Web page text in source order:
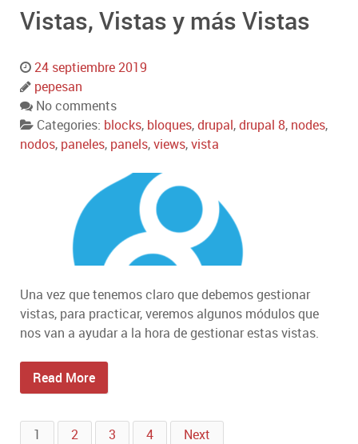
Vistas, Vistas y más Vistas
24 septiembre 2019
pepesan
No comments
Categories: blocks, bloques,drupal,drupal 8, nodes,
nodos, paneles, panels,views,vista
Una vez que tenemos claro que debemos gestionar
vistas, para practicar, veremos algunos módulos que
nos van a ayudar a la hora de gestionar estas vistas.
Read More
1 2 3 4 Next